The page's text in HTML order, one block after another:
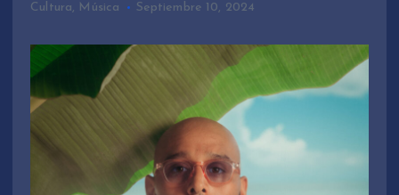
Cultura, Música Septiembre 10, 2024